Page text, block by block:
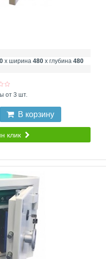
х ширина 480 х глубина 480
от 3 шт.
В корзину
клик